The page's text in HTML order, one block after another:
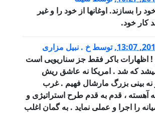
را بسازند. اوغانها از خود را و غیر
کار خود.
,توسط خ . نبیل مزاری
اظهارات باکر فقط جز سناریویی است
میشد که شد . امریکا نه عاشق ریش
بینی بزرگ مارشال فهیم . غرب
آهسته ، قدم به قدم طرح استراتیژی و
را اجرا و عملی نماید . به گمان اغلب